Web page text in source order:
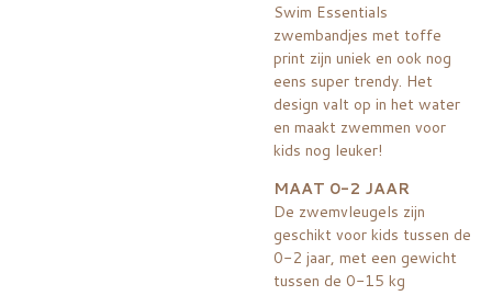
Swim Essentials
zwembandjes met toffe
print zijn uniek en ook nog
eens super trendy. Het
design valt op in het water
en maakt zwemmen voor
kids nog leuker!
MAAT 0-2 JAAR
De zwemvleugels zijn
geschikt voor kids tussen de
0-2 jaar, met een gewicht
tussen de 0-15 kg